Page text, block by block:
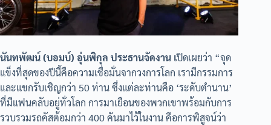
นันทพัฒน์ (บอมบ์) อุ่นพิกุล ประธานจัดงาน เปิดเผยว่า “จุด
แข็งที่สุดของปีนี้คือความเชื่อมั่นจากวงการโลก เรามีกรรมการ
และแขกรับเชิญกว่า 50 ท่าน ซึ่งแต่ละท่านคือ ‘ระดับตำนาน’
ที่มีแฟนคลับอยู่ทั่วโลก การมาเยือนของพวกเขาพร้อมกับการ
รวบรวมรถคัสต้อมกว่า 400 คันมาไว้ในงาน คือการพิสูจน์ว่า